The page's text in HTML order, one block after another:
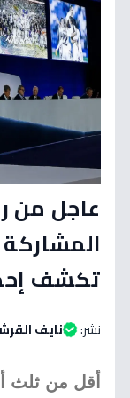
عاجل من
المشاركة
تكشف
نشر: نايف
أقل من ثلث